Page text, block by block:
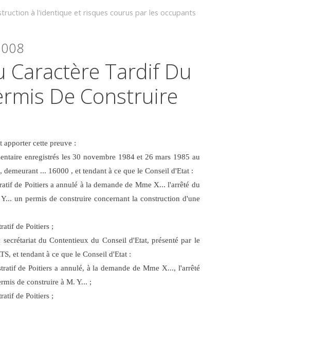
à l'identique et risques courus par les occupants
Caractère Tardif Du
De Construire
apporter cette preuve :
enregistrés les 30 novembre 1984 et 26 mars 1985 au
... 16000 , et tendant à ce que le Conseil d'Etat :
de Poitiers a annulé à la demande de Mme X... l'arrêté du
un permis de construire concernant la construction d'une
de Poitiers ;
du Contentieux du Conseil d'Etat, présenté par le
et tendant à ce que le Conseil d'Etat :
de Poitiers a annulé, à la demande de Mme X..., l'arrêté
de construire à M. Y... ;
de Poitiers ;